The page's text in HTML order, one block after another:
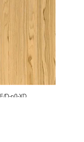
D-n0-XD